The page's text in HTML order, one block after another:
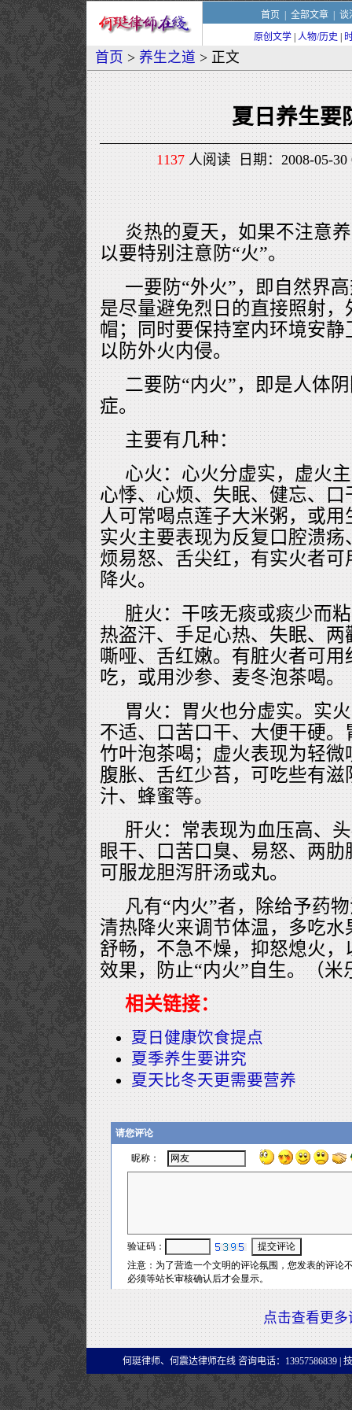
首页 全部文章| 谈
原创文学 人物/历史
首页 > 养生之道 > 正文
夏日养生要
1137人阅读 日期：2008-05-30
炎热的夏天，如果不注意
以要特别注意防“火”。
一要防“外火”，即自然界
是尽量避免烈日的直接照射
帽；同时要保持室内环境安
以防外火内侵。
二要防“内火”，即是人体
症。
主要有几种：
心火：心火分虚实，虚火
心悸、心烦、失眠、健忘、
人可常喝点莲子大米粥，或
实火主要表现为反复口腔溃
烦易怒、舌尖红，有实火者
降火。
脏火：干咳无痰或痰少而
热盗汗、手足心热、失眠、
嘶哑、舌红嫩。有脏火者可
吃，或用沙参、麦冬泡茶喝。
胃火：胃火也分虚实。实
不适、口苦口干、大便干硬
竹叶泡茶喝；虚火表现为轻
腹胀、舌红少苔，可吃些有
汁、蜂蜜等。
肝火：常表现为血压高、
眼干、口苦口臭、易怒、两
可服龙胆泻肝汤或丸。
凡有“内火”者，除给予药
清热降火来调节体温，多吃
舒畅，不急不燥，抑怒熄火，
效果，防止“内火”自生。（米
相关链接：
夏日健康饮食提点
夏季养生要讲究
夏天比冬天更需要营养
点击查看更多
何珽律师、何震达律师在线 咨询电话：13957586839 |